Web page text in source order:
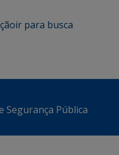
ir para busca
Segurança Pública